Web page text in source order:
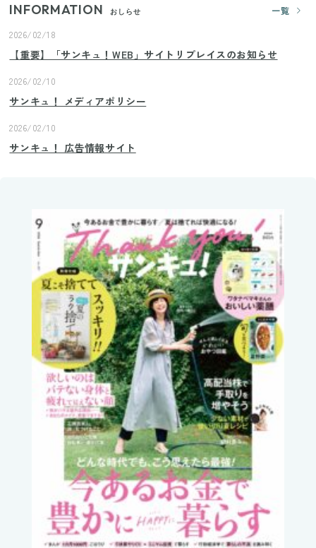
INFORMATION おしらせ
一覧
2026/02/18
【重要】「サンキュ！WEB」サイトリプレイスのお知らせ
2026/02/10
サンキュ！ メディアポリシー
2026/02/10
サンキュ！ 広告情報サイト